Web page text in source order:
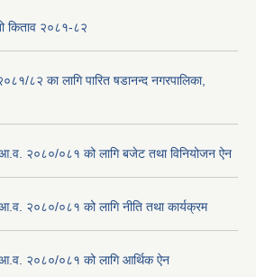
किताव २०८१-८२
८२ का लागि पारित षडानन्द नगरपालिका,
आ.व. २०८०/०८१ को लागि बजेट तथा विनियोजन ऐन
२०८०/०८१ को लागि नीति तथा कार्यक्रम
आ.व. २०८०/०८१ को लागि आर्थिक ऐन